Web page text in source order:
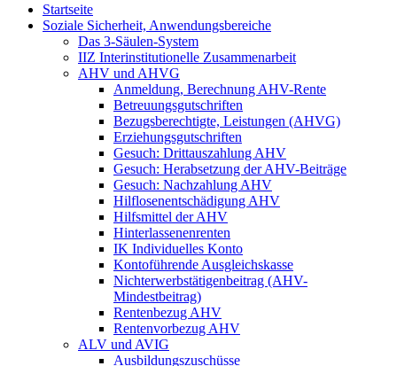
Startseite
Soziale Sicherheit, Anwendungsbereiche
Das 3-Säulen-System
IIZ Interinstitutionelle Zusammenarbeit
AHV und AHVG
Anmeldung, Berechnung AHV-Rente
Betreuungsgutschriften
Bezugsberechtigte, Leistungen (AHVG)
Erziehungsgutschriften
Gesuch: Drittauszahlung AHV
Gesuch: Herabsetzung der AHV-Beiträge
Gesuch: Nachzahlung AHV
Hilflosenentschädigung AHV
Hilfsmittel der AHV
Hinterlassenenrenten
IK Individuelles Konto
Kontoführende Ausgleichskasse
Nichterwerbstätigenbeitrag (AHV-
Mindestbeitrag)
Rentenbezug AHV
Rentenvorbezug AHV
ALV und AVIG
Ausbildungszuschüsse